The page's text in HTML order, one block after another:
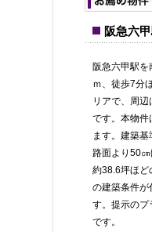
阪急六
阪急六甲駅
ｍ、徒歩7分
リアで、周
です。本物件
ます。建築基
路面より50
約38. 6坪ほど
の建築条件が
す。提示のプ
です。